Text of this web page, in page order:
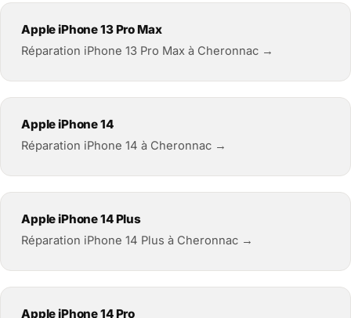
Apple iPhone 13 Pro Max
Réparation iPhone 13 Pro Max à Cheronnac →
Apple iPhone 14
Réparation iPhone 14 à Cheronnac →
Apple iPhone 14 Plus
Réparation iPhone 14 Plus à Cheronnac →
Apple iPhone 14 Pro